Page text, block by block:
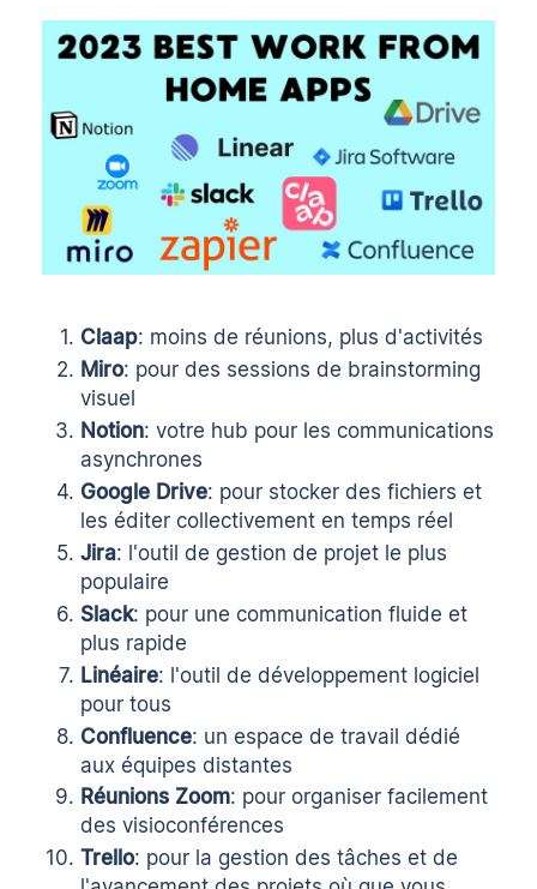
Claap: moins de réunions, plus d'activités
Miro: pour des sessions de brainstorming
visuel
Notion: votre hub pour les communications
asynchrones
Google Drive: pour stocker des fichiers et
les éditer collectivement en temps réel
Jira: l'outil de gestion de projet le plus
populaire
Slack: pour une communication fluide et
plus rapide
Linéaire: l'outil de développement logiciel
pour tous
Confluence: un espace de travail dédié
aux équipes distantes
Réunions Zoom: pour organiser facilement
des visioconférences
Trello: pour la gestion des tâches et de